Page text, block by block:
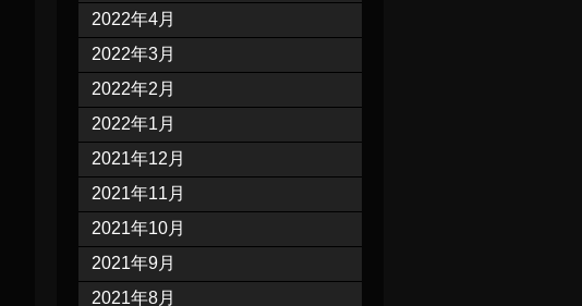
2022年4月
2022年3月
2022年2月
2022年1月
2021年12月
2021年11月
2021年10月
2021年9月
2021年8月